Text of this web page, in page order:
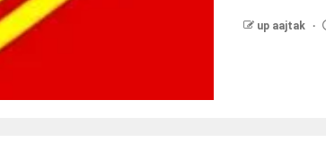
up aajtak